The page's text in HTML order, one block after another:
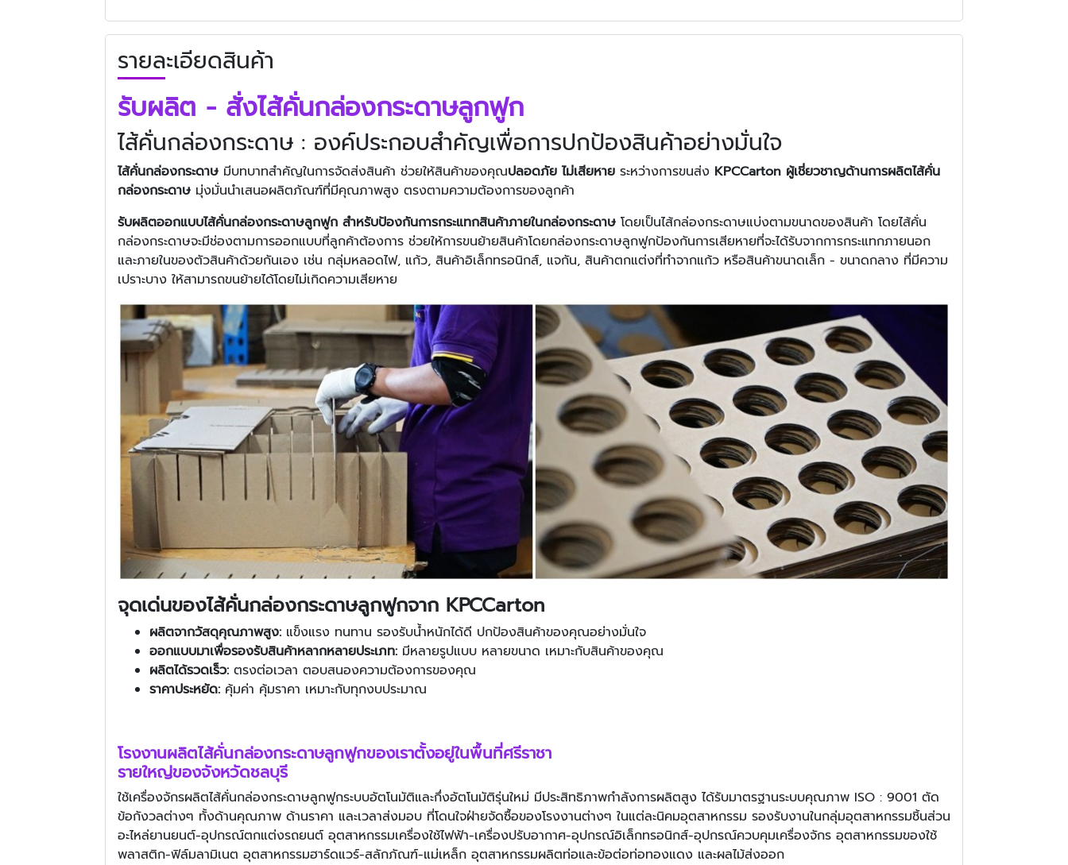
รายละเอียดสินค้า
รับผลิต - สั่งไส้คั่นกล่องกระดาษลูกฟูก
ไส้คั่นกล่องกระดาษ : องค์ประกอบสำคัญเพื่อการปกป้องสินค้าอย่างมั่นใจ
ไส้คั่นกล่องกระดาษ มีบทบาทสำคัญในการจัดส่งสินค้า ช่วยให้สินค้าของคุณปลอดภัย ไม่เสียหาย ระหว่างการขนส่ง KPCCarton ผู้เชี่ยวชาญด้านการผลิตไส้คั่น
กล่องกระดาษ มุ่งมั่นนำเสนอผลิตภัณฑ์ที่มีคุณภาพสูง ตรงตามความต้องการของลูกค้า
รับผลิตออกแบบไส้คั่นกล่องกระดาษลูกฟูก สำหรับป้องกันการกระแทกสินค้าภายในกล่องกระดาษ โดยเป็นไส้กล่องกระดาษแบ่งตามขนาดของสินค้า โดยไส้คั่น
กล่องกระดาษจะมีช่องตามการออกแบบที่ลูกค้าต้องการ ช่วยให้การขนย้ายสินค้าโดยกล่องกระดาษลูกฟูกป้องกันการเสียหายที่จะได้รับจากการกระแทกภายนอก
และภายในของตัวสินค้าด้วยกันเอง เช่น กลุ่มหลอดไฟ, แก้ว, สินค้าอิเล็กทรอนิกส์, แจกัน, สินค้าตกแต่งที่ทำจากแก้ว หรือสินค้าขนาดเล็ก - ขนาดกลาง ที่มีความ
เปราะบาง ให้สามารถขนย้ายได้โดยไม่เกิดความเสียหาย
จุดเด่นของไส้คั่นกล่องกระดาษลูกฟูกจาก KPCCarton
ผลิตจากวัสดุคุณภาพสูง: แข็งแรง ทนทาน รองรับน้ำหนักได้ดี ปกป้องสินค้าของคุณอย่างมั่นใจ
ออกแบบมาเพื่อรองรับสินค้าหลากหลายประเภท: มีหลายรูปแบบ หลายขนาด เหมาะกับสินค้าของคุณ
ผลิตได้รวดเร็ว: ตรงต่อเวลา ตอบสนองความต้องการของคุณ
ราคาประหยัด: คุ้มค่า คุ้มราคา เหมาะกับทุกงบประมาณ
โรงงานผลิตไส้คั่นกล่องกระดาษลูกฟูกของเราตั้งอยู่ในพื้นที่ศรีราชา
รายใหญ่ของจังหวัดชลบุรี
ใช้เครื่องจักรผลิตไส้คั่นกล่องกระดาษลูกฟูกระบบอัตโนมัติและกึ่งอัตโนมัติรุ่นใหม่ มีประสิทธิภาพกำลังการผลิตสูง ได้รับมาตรฐานระบบคุณภาพ ISO : 9001 ตัด
ข้อกังวลต่างๆ ทั้งด้านคุณภาพ ด้านราคา และเวลาส่งมอบ ที่โดนใจฝ่ายจัดซื้อของโรงงานต่างๆ ในแต่ละนิคมอุตสาหกรรม รองรับงานในกลุ่มอุตสาหกรรมชิ้นส่วน
อะไหล่ยานยนต์-อุปกรณ์ตกแต่งรถยนต์ อุตสาหกรรมเครื่องใช้ไฟฟ้า-เครื่องปรับอากาศ-อุปกรณ์อิเล็กทรอนิกส์-อุปกรณ์ควบคุมเครื่องจักร อุตสาหกรรมของใช้
พลาสติก-ฟิล์มลามิเนต อุตสาหกรรมฮาร์ดแวร์-สลักภัณฑ์-แม่เหล็ก อุตสาหกรรมผลิตท่อและข้อต่อท่อทองแดง และผลไม้ส่งออก